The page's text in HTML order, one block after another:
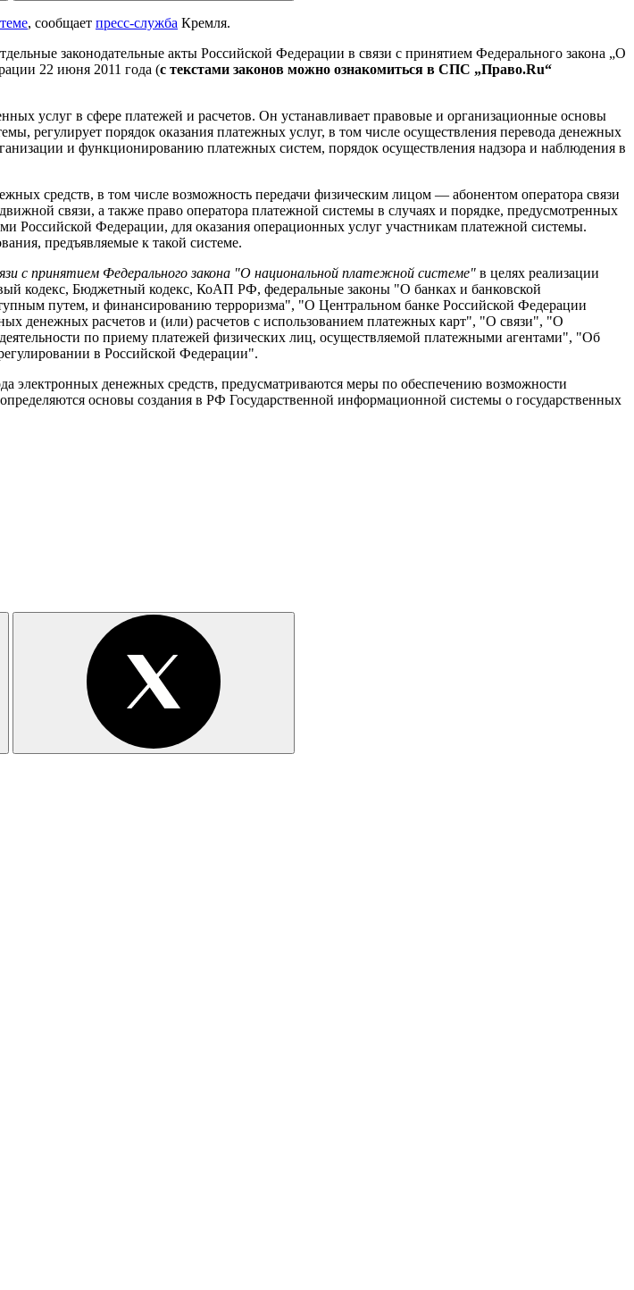
, сообщает пресс-служба Кремля.
законодательные акты Российской Федерации в связи с принятием Федерального закона „О
22 июня 2011 года (с текстами законов можно ознакомиться в СПС „Право.Ru“
услуг в сфере платежей и расчетов. Он устанавливает правовые и организационные основы
регулирует порядок оказания платежных услуг, в том числе осуществления перевода денежных
и функционированию платежных систем, порядок осуществления надзора и наблюдения в
средств, в том числе возможность передачи физическим лицом — абонентом оператора связи
связи, а также право оператора платежной системы в случаях и порядке, предусмотренных
Российской Федерации, для оказания операционных услуг участникам платежной системы.
предъявляемые к такой системе.
с принятием Федерального закона "О национальной платежной системе" в целях реализации
кодекс, Бюджетный кодекс, КоАП РФ, федеральные законы "О банках и банковской
путем, и финансированию терроризма", "О Центральном банке Российской Федерации
денежных расчетов и (или) расчетов с использованием платежных карт", "О связи", "О
по приему платежей физических лиц, осуществляемой платежными агентами", "Об
в Российской Федерации".
электронных денежных средств, предусматриваются меры по обеспечению возможности
основы создания в РФ Государственной информационной системы о государственных